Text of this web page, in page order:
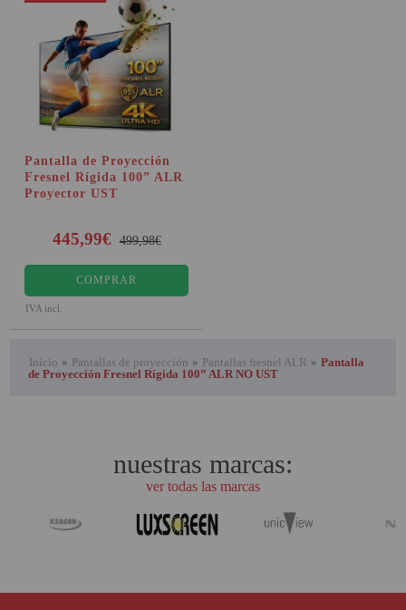
Pantalla de Proyección
Fresnel Rígida 100” ALR
Proyector UST
445,99€ 499,98€
COMPRAR
IVA incl.
Inicio » Pantallas de proyección » Pantallas fresnel ALR » Pantalla
de Proyección Fresnel Rígida 100” ALR NO UST
nuestras marcas:
ver todas las marcas